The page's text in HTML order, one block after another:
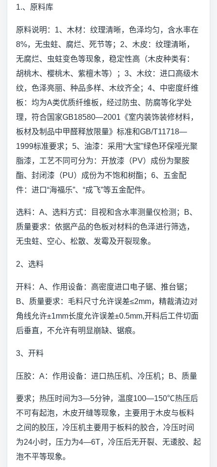
1.、原料库
原料说明：1、木材：纹理清晰，色泽均匀，含水率在
8%，无虫蛀、腐烂、死节等；2、木皮：纹理清晰，
无腐烂、虫蛀变色等现象，稳定性高（木皮种类有：
胡桃木、樱桃木、紫檀木等）；3、木纹：进口高级木
纹，色泽亮丽、种品多样、木纹齐全；4、中密度纤维
板：均为A类优质纤维板，经过防虫、防腐等化学处
理，符合国家GB18580—2001《室内装饰装修材料，
板材及制品中甲醛释放限量》标准和GB/T11718—
1999标准要求；5、油漆：采用“大宝”绿色环保哑光聚
脂漆，工艺不同可分为：开放漆（PV）成份为聚胺
酯、封闭漆（PU）成份为不饱和树酯；6、五金配
件：进口“海福乐”、“成飞”等五金配件。
选料：A、选料方式：目视和含水率测量仪检测；B、
质量要求：依据产品的色板对材料的色泽进行筛选，
无虫蛀、空心、松散、发霉及开裂现象。
2、选料
开料：A、作用设备：高密度进口电子锯、推台锯；
B、质量要求：毛料尺寸允许误差≤2mm，精裁清边对
角线允许±1mm长度允许误差±0.5mm,开料后工件切面
后垂直，不允许有明显崩缺、锯痕。
3、开料
压胶：A：作用设备：进口热压机、冷压机；B、质量
要求；热压时间为3—5分钟，温度100—150℃热压后
不可有起泡，木皮开缝等现象，主要用于木皮与板料
之间的胶压，冷压机主要用于板料的胶合，冷压时间
为24小时，压力为4—6T，冷压后无开裂、无逶胶、起
泡不平等现象。